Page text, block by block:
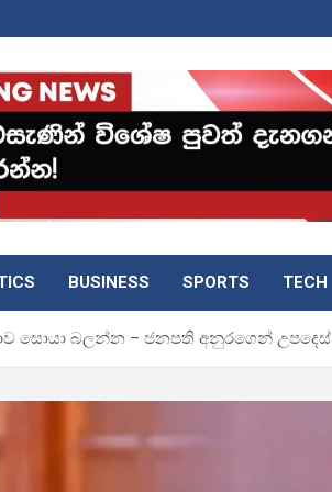
BUSINESS SPORTS TECH
​සොයා බලන්න – ජනපති අනුරගෙන් උපදෙස්